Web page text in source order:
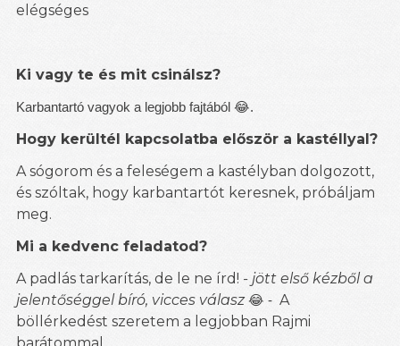
elégséges
Ki vagy te és mit csinálsz?
Karbantartó vagyok a legjobb fajtából 😂.
Hogy kerültél kapcsolatba először a kastéllyal?
A sógorom és a feleségem a kastélyban dolgozott,
és szóltak, hogy karbantartót keresnek, próbáljam
meg.
Mi a kedvenc feladatod?
A padlás tarkarítás, de le ne írd! - jött első kézből a
jelentőséggel bíró, vicces válasz 😂 - A
böllérkedést szeretem a legjobban Rajmi
barátommal.